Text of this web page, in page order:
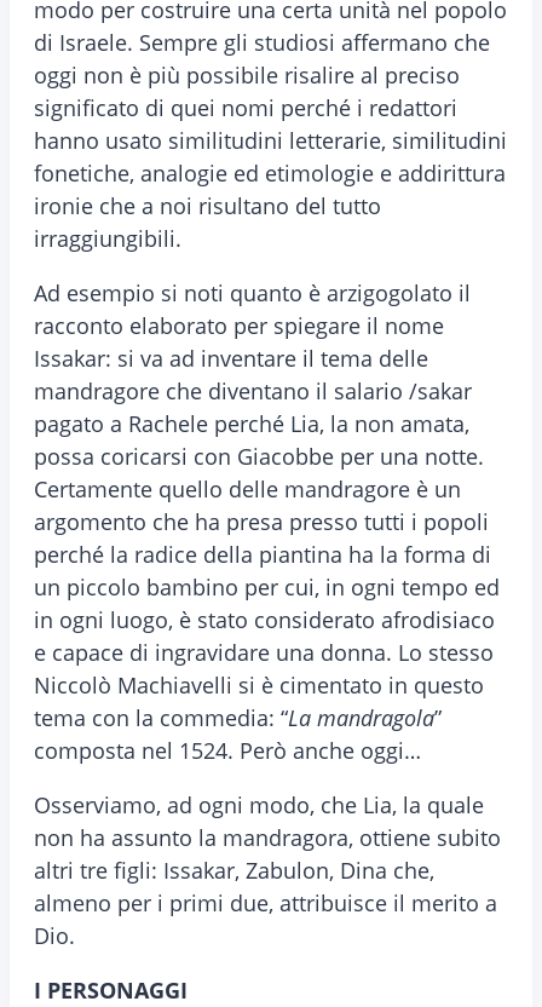
modo per costruire una certa unità nel popolo
di Israele. Sempre gli studiosi affermano che
oggi non è più possibile risalire al preciso
significato di quei nomi perché i redattori
hanno usato similitudini letterarie, similitudini
fonetiche, analogie ed etimologie e addirittura
ironie che a noi risultano del tutto
irraggiungibili.
Ad esempio si noti quanto è arzigogolato il
racconto elaborato per spiegare il nome
Issakar: si va ad inventare il tema delle
mandragore che diventano il salario /sakar
pagato a Rachele perché Lia, la non amata,
possa coricarsi con Giacobbe per una notte.
Certamente quello delle mandragore è un
argomento che ha presa presso tutti i popoli
perché la radice della piantina ha la forma di
un piccolo bambino per cui, in ogni tempo ed
in ogni luogo, è stato considerato afrodisiaco
e capace di ingravidare una donna. Lo stesso
Niccolò Machiavelli si è cimentato in questo
tema con la commedia: “La mandragola”
composta nel 1524. Però anche oggi…
Osserviamo, ad ogni modo, che Lia, la quale
non ha assunto la mandragora, ottiene subito
altri tre figli: Issakar, Zabulon, Dina che,
almeno per i primi due, attribuisce il merito a
Dio.
I PERSONAGGI